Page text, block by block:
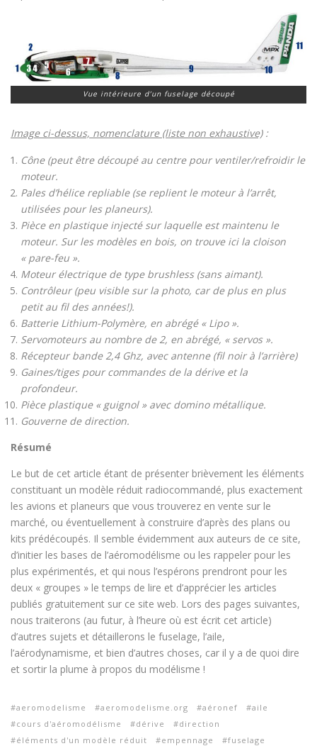
Vue intérieure d’un fuselage découpé
Image ci-dessus, nomenclature (liste non exhaustive):
Cône (peut être découpé au centre pour ventiler/refroidir le
moteur.
Pales d’hélice repliable (se replient le moteur à l’arrêt,
utilisées pour les planeurs).
Pièce en plastique injecté sur laquelle est maintenu le
moteur. Sur les modèles en bois, on trouve ici la cloison
« pare-feu ».
Moteur électrique de type brushless (sans aimant).
Contrôleur (peu visible sur la photo, car de plus en plus
petit au fil des années!).
Batterie Lithium-Polymère, en abrégé « Lipo ».
Servomoteurs au nombre de 2, en abrégé, « servos ».
Récepteur bande 2,4 Ghz, avec antenne (fil noir à l’arrière)
Gaines/tiges pour commandes de la dérive et la
profondeur.
Pièce plastique « guignol » avec domino métallique.
Gouverne de direction.
Résumé
Le but de cet article étant de présenter brièvement les éléments
constituant un modèle réduit radiocommandé, plus exactement
les avions et planeurs que vous trouverez en vente sur le
marché, ou éventuellement à construire d’après des plans ou
kits prédécoupés. Il semble évidemment aux auteurs de ce site,
d’initier les bases de l’aéromodélisme ou les rappeler pour les
plus expérimentés, et qui nous l’espérons prendront pour les
deux « groupes » le temps de lire et d’apprécier les articles
publiés gratuitement sur ce site web. Lors des pages suivantes,
nous traiterons (au futur, à l’heure où est écrit cet article)
d’autres sujets et détaillerons le fuselage, l’aile,
l’aérodynamisme, et bien d’autres choses, car il y a de quoi dire
et sortir la plume à propos du modélisme !
aeromodelisme aeromodelisme.org aéronef
aile
cours d'aéromodélisme
dérive
direction
éléments d'un modèle réduit
empennage
fuselage